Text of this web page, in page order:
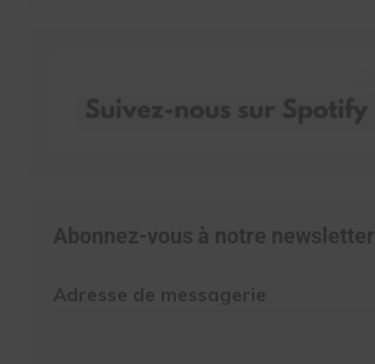
Abonnez-vous à notre newsletter
Adresse de messagerie